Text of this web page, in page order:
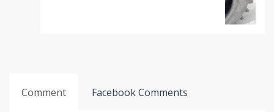
Comment Facebook Comments